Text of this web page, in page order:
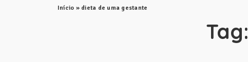
Início » dieta de uma gestante
Tag: